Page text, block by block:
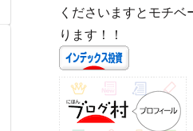
くださいますとモチ
ります！！